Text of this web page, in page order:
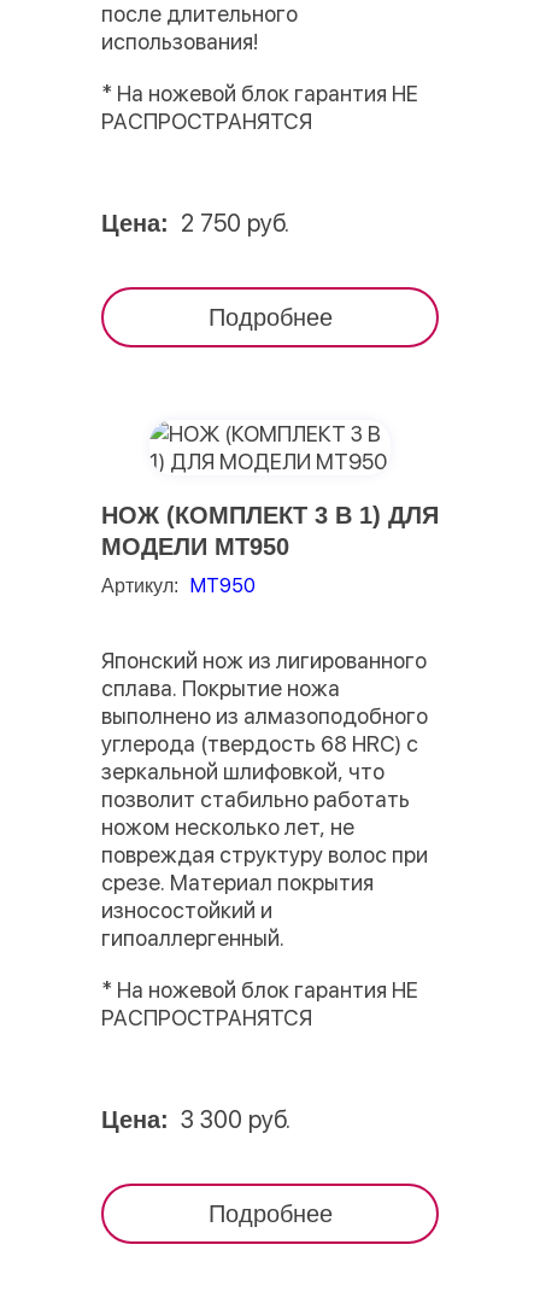
после длительного
использования!
* На ножевой блок гарантия НЕ
РАСПРОСТРАНЯТСЯ
Цена: 2 750 руб.
Подробнее
НОЖ (КОМПЛЕКТ 3 В 1) ДЛЯ
МОДЕЛИ МТ950
Артикул: MT950
Японский нож из лигированного
сплава. Покрытие ножа
выполнено из алмазоподобного
углерода (твердость 68 HRC) с
зеркальной шлифовкой, что
позволит стабильно работать
ножом несколько лет, не
повреждая структуру волос при
срезе. Материал покрытия
износостойкий и
гипоаллергенный.
* На ножевой блок гарантия НЕ
РАСПРОСТРАНЯТСЯ
Цена: 3 300 руб.
Подробнее